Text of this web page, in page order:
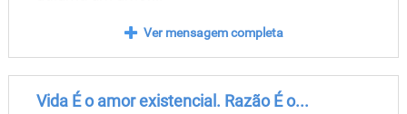
Ver mensagem completa
Vida É o amor existencial. Razão É o...